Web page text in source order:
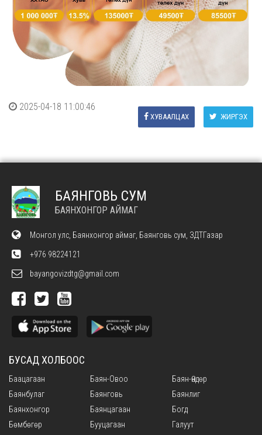
2025-04-18 11:00:46
ЖИРГЭХ
ХУВААЛЦАХ
БАЯНГОВЬ СУМ
БАЯНХОНГОР АЙМАГ
Монгол улс, Баянхонгор аймаг, Баянговь сум, ЗДТГазар
+976 98224121
bayangovizdtg@gmail.com
БУСАД ХОЛБООС
Баацагаан Баян-Овоо
Баян-Өндөр
Баянбулаг
Баянговь
Баянлиг
Баянхонгор
Баянцагаан
Богд
Бөмбөгөр
Бууцагаан Галуут